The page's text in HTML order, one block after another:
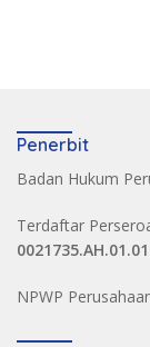
Penerbit
Badan Hukum
Terdaftar
NPWP